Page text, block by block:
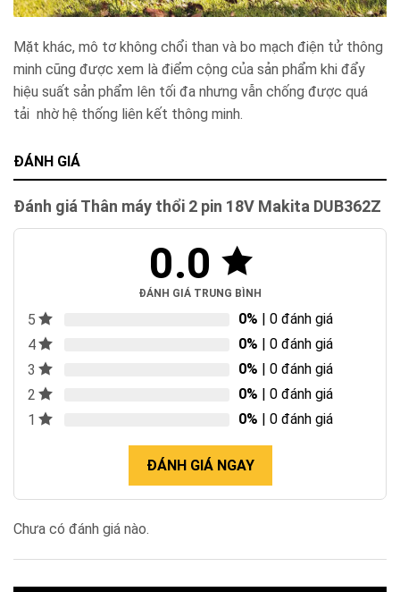
Mặt khác, mô tơ không chổi than và bo mạch điện tử thông
minh cũng được xem là điểm cộng của sản phẩm khi đẩy
hiệu suất sản phẩm lên tối đa nhưng vẫn chống được quá
tải nhờ hệ thống liên kết thông minh.
ĐÁNH GIÁ
Đánh giá Thân máy thổi 2 pin 18V Makita DUB362Z
0.0
ĐÁNH GIÁ TRUNG BÌNH
5 0% | 0 đánh giá
4
0% | 0 đánh giá
3
0% | 0 đánh giá
2
0% | 0 đánh giá
1
0% | 0 đánh giá
ĐÁNH GIÁ NGAY
Chưa có đánh giá nào.